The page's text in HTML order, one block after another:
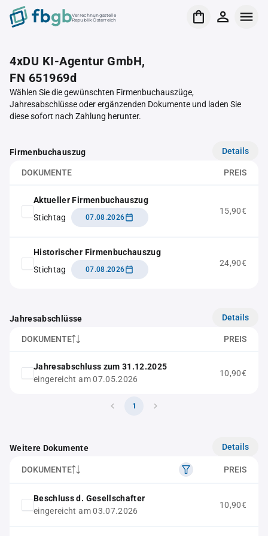
Verrechnungsstelle
Republik Österreich
4xDU KI-Agentur GmbH,
FN 651969d
Wählen Sie die gewünschten Firmenbuchauszüge,
Jahresabschlüsse oder ergänzenden Dokumente und laden Sie
diese sofort nach Zahlung herunter.
Firmenbuchauszug Details
DOKUMENTE PREIS
Aktueller Firmenbuchauszug
Stichtag
07.08.2026
15,90€
Historischer Firmenbuchauszug
Stichtag
07.08.2026
24,90€
Jahresabschlüsse Details
DOKUMENTE PREIS
Jahresabschluss zum 31.12.2025
eingereicht am 07.05.2026
10,90€
1
Weitere Dokumente Details
DOKUMENTE PREIS
Beschluss d. Gesellschafter
eingereicht am 03.07.2026
10,90€